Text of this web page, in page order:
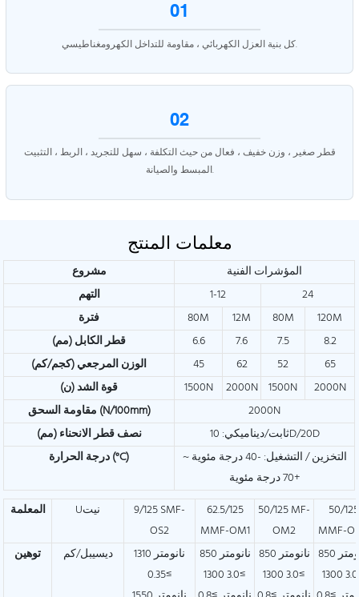
01
كل بنية العزل الكهربائي ، مقاومة للتداخل الكهرومغناطيسي.
02
قطر صغير ، وزن خفيف ، فعال من حيث التكلفة ، سهل للتجريد ، الربط ، التثبيت
المبسط والصيانة.
معلمات المنتج
مشروع
المؤشرات الفنية
التهم
1-12
24
فترة
80M 12M 80M
120M
قطر الكابل (مم)
6.6 7.6 7.5
8.2
الوزن المرجعي (كجم/كم)
45 62 52
65
قوة الشد (ن)
1500N 2000N 1500N
2000N
مقاومة السحق (N/100mm)
2000N
نصف قطر الانحناء (مم)
ثابت/ديناميكي: 10D/20D
درجة الحرارة (°C)
التخزين / التشغيل: -40 درجة مئوية ~
+70 درجة مئوية
المعلمة
Uنيت
9/125 SMF-
OS2
62.5/125
MMF-OM1
50/125 MF-
OM2
50/125
MMF-
توهين
ديسيبل/كم
1310 نانومتر
≥0.35
850 نانومتر
≥3.0 1300
850 نانومتر
≥3.0 1300
850 نانومتر
≥3.0 1300